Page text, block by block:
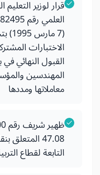
قرار لوزير
(7
الاختبارات
القبول
المهندسين
معاملاتها ومددها
47.08
التابعة لقطاع